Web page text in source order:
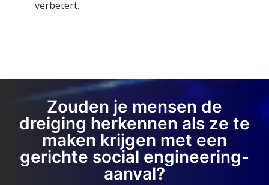
verbetert.
Zouden je mensen de
dreiging herkennen als ze te
maken krijgen met een
gerichte social engineering-
aanval?